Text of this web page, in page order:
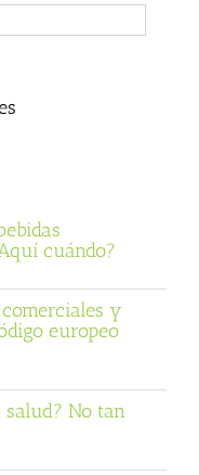
cuándo?
comerciales y
europeo
salud? No tan